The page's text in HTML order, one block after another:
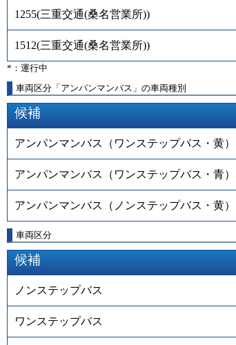
1255(三重交通(桑名営業所))
1512(三重交通(桑名営業所))
*：運行中
車両区分「アンパンマンバス」の車両種別
候補
アンパンマンバス（ワンステップバス・黄）
アンパンマンバス（ワンステップバス・青）
アンパンマンバス（ノンステップバス・黄）
車両区分
候補
ノンステップバス
ワンステップバス